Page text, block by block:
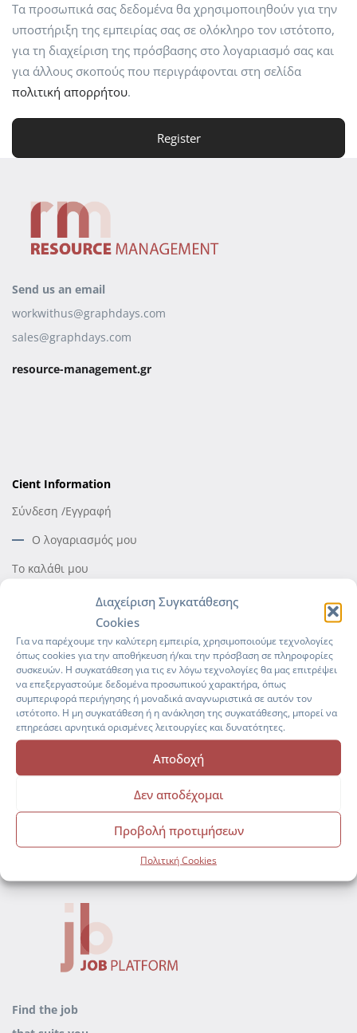
Διαχείριση Συγκατάθεσης
Cookies
Για να παρέχουμε την καλύτερη εμπειρία, χρησιμοποιούμε τεχνολογίες
όπως cookies για την αποθήκευση ή/και την πρόσβαση σε πληροφορίες
συσκευών. Η συγκατάθεση για τις εν λόγω τεχνολογίες θα μας επιτρέψει
να επεξεργαστούμε δεδομένα προσωπικού χαρακτήρα, όπως
συμπεριφορά περιήγησης ή μοναδικά αναγνωριστικά σε αυτόν τον
ιστότοπο. Η μη συγκατάθεση ή η ανάκληση της συγκατάθεσης, μπορεί να
επηρεάσει αρνητικά ορισμένες λειτουργίες και δυνατότητες.
Αποδοχή
Δεν αποδέχομαι
Προβολή προτιμήσεων
Πολιτική Cookies
Τα προσωπικά σας δεδομένα θα χρησιμοποιηθούν για την
υποστήριξη της εμπειρίας σας σε ολόκληρο τον ιστότοπο,
για τη διαχείριση της πρόσβασης στο λογαριασμό σας και
για άλλους σκοπούς που περιγράφονται στη σελίδα
πολιτική απορρήτου.
Register
Send us an email
workwithus@graphdays.com
sales@graphdays.com
resource-management.gr
Cient Information
Σύνδεση /Εγγραφή
Ο λογαριασμός μου
Το καλάθι μου
Πολιτική Cookies (ΕΕ)
Manage everything
with our complete
HR Solution!
Find the job